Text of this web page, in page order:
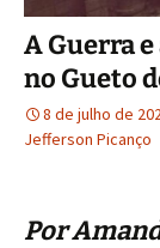
A Guerra
no Gueto
8 de julho de
Jefferson Picanço
Por